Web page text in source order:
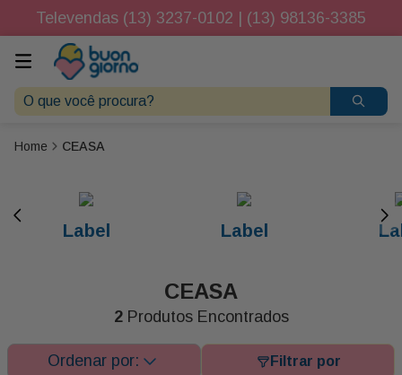
Televendas (13) 3237-0102 | (13) 98136-3385
O que você procura?
CEASA
Label Label
CEASA
2 Produtos Encontrados